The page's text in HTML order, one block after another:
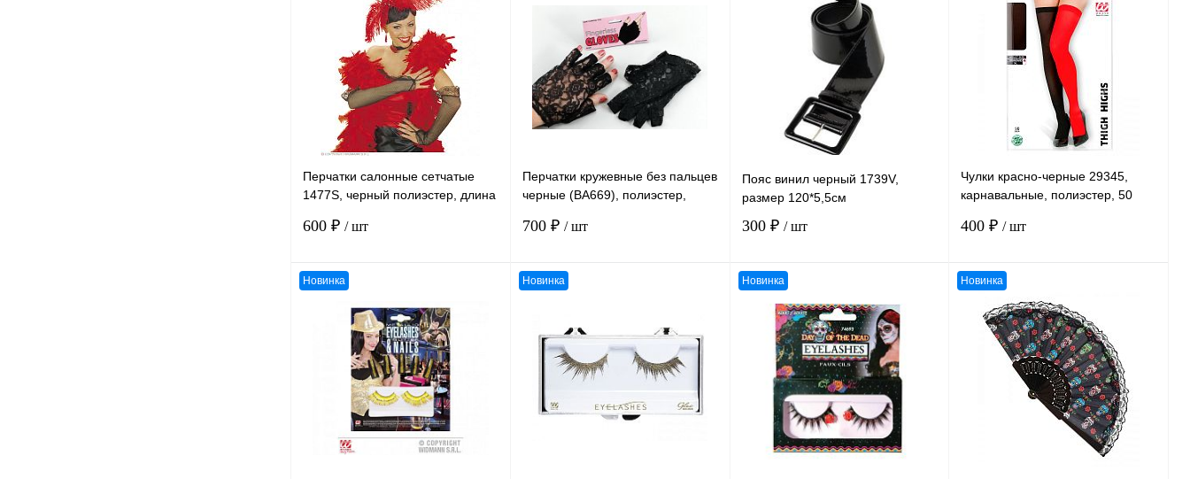
К сравнению
В избранное
наличии
К сравнению
В избранное
наличии
наличии
В избранное
наличии
Перчатки салонные сетчатые
1477S, черный полиэстер, длина
600 ₽ / шт
К сравнению
В избранное
наличии
Перчатки кружевные без пальцев
черные (ВА669), полиэстер,
700 ₽ / шт
К сравнению
В избранное
Пояс винил черный 1739V,
размер 120*5,5см
300 ₽ / шт
К сравнению
В избранное
наличии
Чулки красно-черные 29345,
карнавальные, полиэстер, 50
400 ₽/ шт
К сравнению
В избранное
наличии
Новинка Новинка Новинка Новинка